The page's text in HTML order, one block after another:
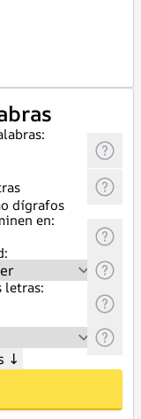
dígrafos
en:
letras:
↓